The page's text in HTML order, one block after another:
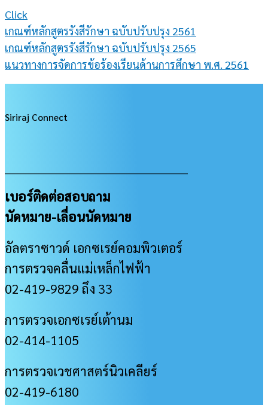
Click
เกณฑ์หลักสูตรรังสีรักษา ฉบับปรับปรุง 2561
เกณฑ์หลักสูตรรังสีรักษา ฉบับปรับปรุง 2565
แนวทางการจัดการข้อร้องเรียนด้านการศึกษา พ.ศ. 2561
Siriraj Connect
เบอร์ติดต่อสอบถาม
นัดหมาย-เลื่อนนัดหมาย
อัลตราซาวด์ เอกซเรย์คอมพิวเตอร์
การตรวจคลื่นแม่เหล็กไฟฟ้า
02-419-9829 ถึง 33
การตรวจเอกซเรย์เต้านม
02-414-1105
การตรวจเวชศาสตร์นิวเคลียร์
02-419-6180